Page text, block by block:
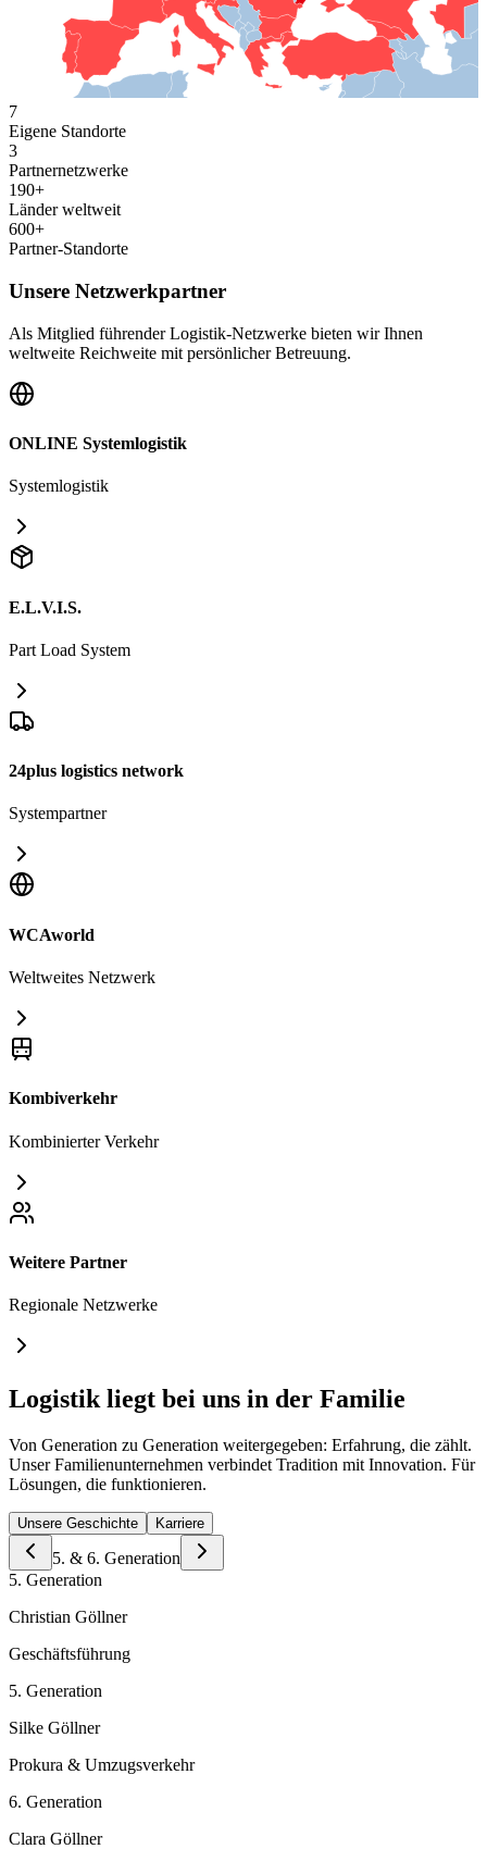
7
Eigene Standorte
3
Partnernetzwerke
190+
Länder weltweit
600+
Partner-Standorte
Unsere Netzwerkpartner
Als Mitglied führender Logistik-Netzwerke bieten wir Ihnen
weltweite Reichweite mit persönlicher Betreuung.
ONLINE Systemlogistik
Systemlogistik
E.L.V.I.S.
Part Load System
24plus logistics network
Systempartner
WCAworld
Weltweites Netzwerk
Kombiverkehr
Kombinierter Verkehr
Weitere Partner
Regionale Netzwerke
Logistik liegt bei uns in der Familie
Von Generation zu Generation weitergegeben: Erfahrung, die zählt.
Unser Familienunternehmen verbindet Tradition mit Innovation. Für
Lösungen, die funktionieren.
Unsere Geschichte Karriere
5. & 6. Generation
5. Generation
Christian Göllner
Geschäftsführung
5. Generation
Silke Göllner
Prokura & Umzugsverkehr
6. Generation
Clara Göllner